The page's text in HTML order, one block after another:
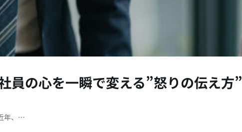
員の心を一瞬で変える”怒りの伝え方”
年、…